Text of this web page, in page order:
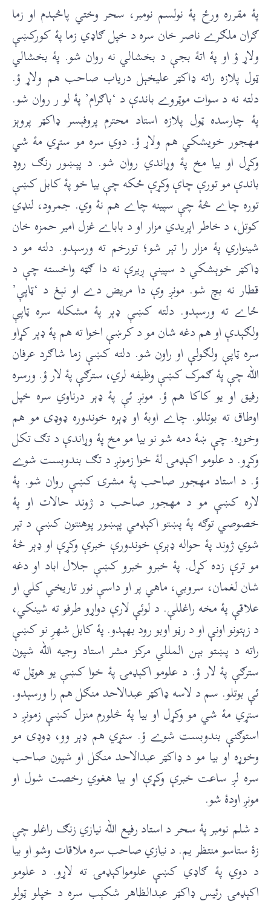
پۀ مقرره ورځ پۀ نولسم نومبر، سحر وختي پاڅېدم او زما
ګران ملګرے ناصر خان سره د خپل ګاډي زما پۀ کورکښې
ولاړ ؤ او پۀ اتۀ بجې د بخشالي نه روان شو. پۀ بخشالي
ټول پلازه راته ډاکټر عليخېل درياب صاحب هم ولاړ ؤ.
دلته نه د سوات موټروے باندې د ‘باګرام’ پۀ لو ر روان شو.
پۀ چارسده ټول پلازه استاد محترم پروفېسر ډاکټر پروېز
مهجور خويشکي هم ولاړ ؤ. دوي سره مو ستړي مۀ شي
وکړل او بيا مخ پۀ وړاندي روان شو. د پېښور رنګ روډ
باندې مو تورې چاې وکړې ځکه چې بيا خو پۀ کابل کښې
توره چاے څۀ چې سپينه چاے هم نۀ وي. جمرود، لنډي
کوتل، د خاطر اپريدي مزار او د باباے غزل امير حمزه خان
شينواري پۀ مزار را تېر شو؛ تورخم ته ورسېدو. دلته مو د
ډاکټر خوېشکي د سپينې ږيرې نه دا ګټه واخسته چې د
قطار نه بچ شو. مونږ وې دا مريض دے او نېغ د ‘ټاپې’
ځاے ته ورسېدو. دلته کښې ډېر پۀ مشکله سره ټاپې
ولګېدې او هم دغه شان مو د کرښې اخوا ته هم پۀ ډېر کړاو
سره ټاپې ولګولې او راون شو. دلته کښې زما شاګرد عرفان
الله چې پۀ ګمرک کښې وظيفه لري، سترګې پۀ لار ؤ. ورسره
رفيق او يو کاکا هم ؤ. مونږ ئې پۀ ډېر درناوي سره خپل
اوطاق ته بوتللو. چاے اوبۀ او ډېره خوندوره ډوډۍ مو هم
وخوړه. چې ښۀ دمه شو نو بيا مو مخ پۀ وړاندې د تګ تکل
وکړو. د علومو اکېډمۍ لۀ خوا زمونږ د تګ بندوبست شوے
ؤ. د استاد مهجور صاحب پۀ مشرۍ کښې روان شو. پۀ
لاره کښې مو د مهجور صاحب د ژوند حالات او پۀ
خصوصي توګه پۀ پښتو اکېډمي پېښور پوهنتون کښې د تېر
شوي ژوند پۀ حواله ډېرې خوندورې خبرې وکړې او ډېر څۀ
مو ترې زده کړل. پۀ خبرو خبرو کښې جلال اباد او دغه
شان لغمان، سروبي، ماهي پر او داسې نور تاريخي کلي او
علاقې پۀ مخه راغللې. د لوئې لارې دواړو طرفو ته شينکي،
د زېتونو اونې او د رڼو اوبو رود بهېدو. پۀ کابل شهرِ نو کښې
راته د پښتو بېن المللي مرکز مشر استاد وجيه الله شپون
سترګې پۀ لار ؤ. د علومو اکېډمۍ پۀ خوا کښې يو هوټل ته
ئې بوتلو. سم د لاسه ډاکټر عبدالاحد منګل هم را ورسېدو.
ستړي مۀ شي مو وکړل او بيا پۀ څلورم منزل کښې زمونږ د
استوګنې بندوبست شوے ؤ. ستړي هم ډېر وو، ډوډۍ مو
وخوړه او بيا مو د ډاکټر عبدالاحد منګل او شپون صاحب
سره لږ ساعت خبرې وکړې او بيا هغوي رخصت شول او
مونږ اودۀ شو.
د شلم نومبر پۀ سحر د استاد رفيع الله نيازي زنګ راغلو چې
زۀ ستاسو منتظر يم. د نيازي صاحب سره ملاقات وشو او بيا
د دوي پۀ ګاډي کښې علومواکېډمۍ ته لاړو. د علومو
اکېډمۍ رئيس ډاکټر عبدالظاهر شکېب سره د خپلو ټولو